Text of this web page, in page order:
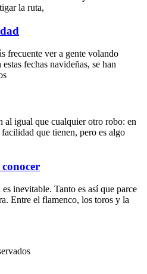
la ruta,
frecuente ver a gente volando
fechas navideñas, se han
al igual que cualquier otro robo: en
que tienen, pero es algo
inevitable. Tanto es así que parce
Entre el flamenco, los toros y la